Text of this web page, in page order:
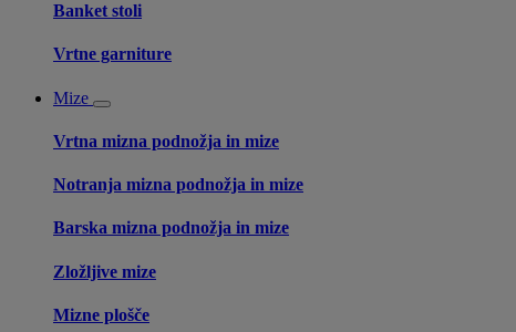
Banket stoli
Vrtne garniture
Mize
Vrtna mizna podnožja in mize
Notranja mizna podnožja in mize
Barska mizna podnožja in mize
Zložljive mize
Mizne plošče